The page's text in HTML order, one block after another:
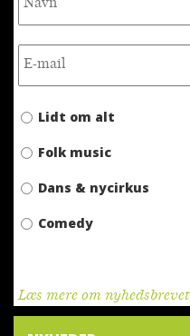
Lidt om alt
Folk music
Dans & nycirkus
Comedy
Læs mere om nyhedsbrevet